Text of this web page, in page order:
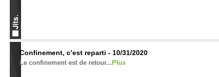
Confinement, c’est reparti - 10/31/2020
Le confinement est de retour... Plus